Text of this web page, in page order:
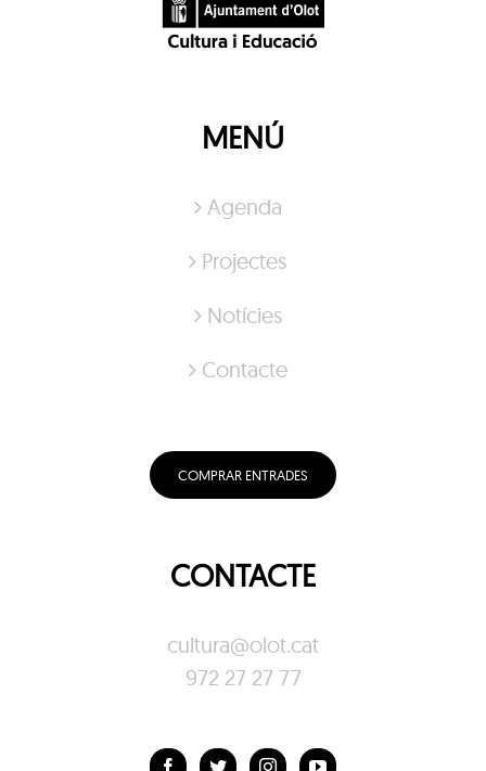
MENÚ
Agenda
Projectes
Notícies
Contacte
COMPRAR ENTRADES
CONTACTE
cultura@olot.cat
972 27 27 77